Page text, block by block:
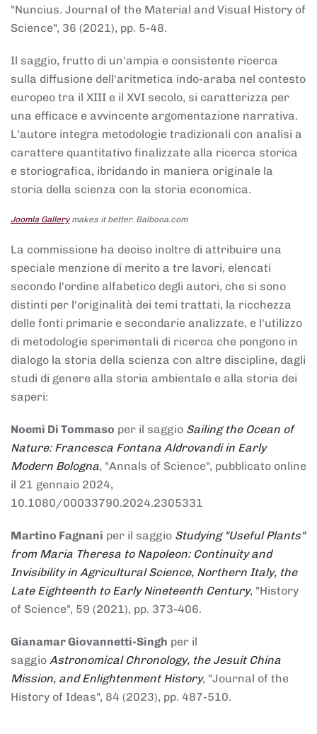
"Nuncius. Journal of the Material and Visual History of
Science", 36 (2021), pp. 5-48.
Il saggio, frutto di un'ampia e consistente ricerca
sulla diffusione dell'aritmetica indo-araba nel contesto
europeo tra il XIII e il XVI secolo, si caratterizza per
una efficace e avvincente argomentazione narrativa.
L'autore integra metodologie tradizionali con analisi a
carattere quantitativo finalizzate alla ricerca storica
e storiografica, ibridando in maniera originale la
storia della scienza con la storia economica.
Joomla Gallerymakes it better. Balbooa.com
La commissione ha deciso inoltre di attribuire una
speciale menzione di merito a tre lavori, elencati
secondo l'ordine alfabetico degli autori, che si sono
distinti per l'originalità dei temi trattati, la ricchezza
delle fonti primarie e secondarie analizzate, e l'utilizzo
di metodologie sperimentali di ricerca che pongono in
dialogo la storia della scienza con altre discipline, dagli
studi di genere alla storia ambientale e alla storia dei
saperi:
Noemi Di Tommaso per il saggio Sailing the Ocean of
Nature: Francesca Fontana Aldrovandi in Early
Modern Bologna, "Annals of Science", pubblicato online
il 21 gennaio 2024,
10.1080/00033790.2024.2305331
Martino Fagnani per il saggio Studying "Useful Plants"
from Maria Theresa to Napoleon: Continuity and
Invisibility in Agricultural Science, Northern Italy, the
Late Eighteenth to Early Nineteenth Century, "History
of Science", 59 (2021), pp. 373-406.
Gianamar Giovannetti-Singh per il
saggio Astronomical Chronology, the Jesuit China
Mission, and Enlightenment History, "Journal of the
History of Ideas", 84 (2023), pp. 487-510.